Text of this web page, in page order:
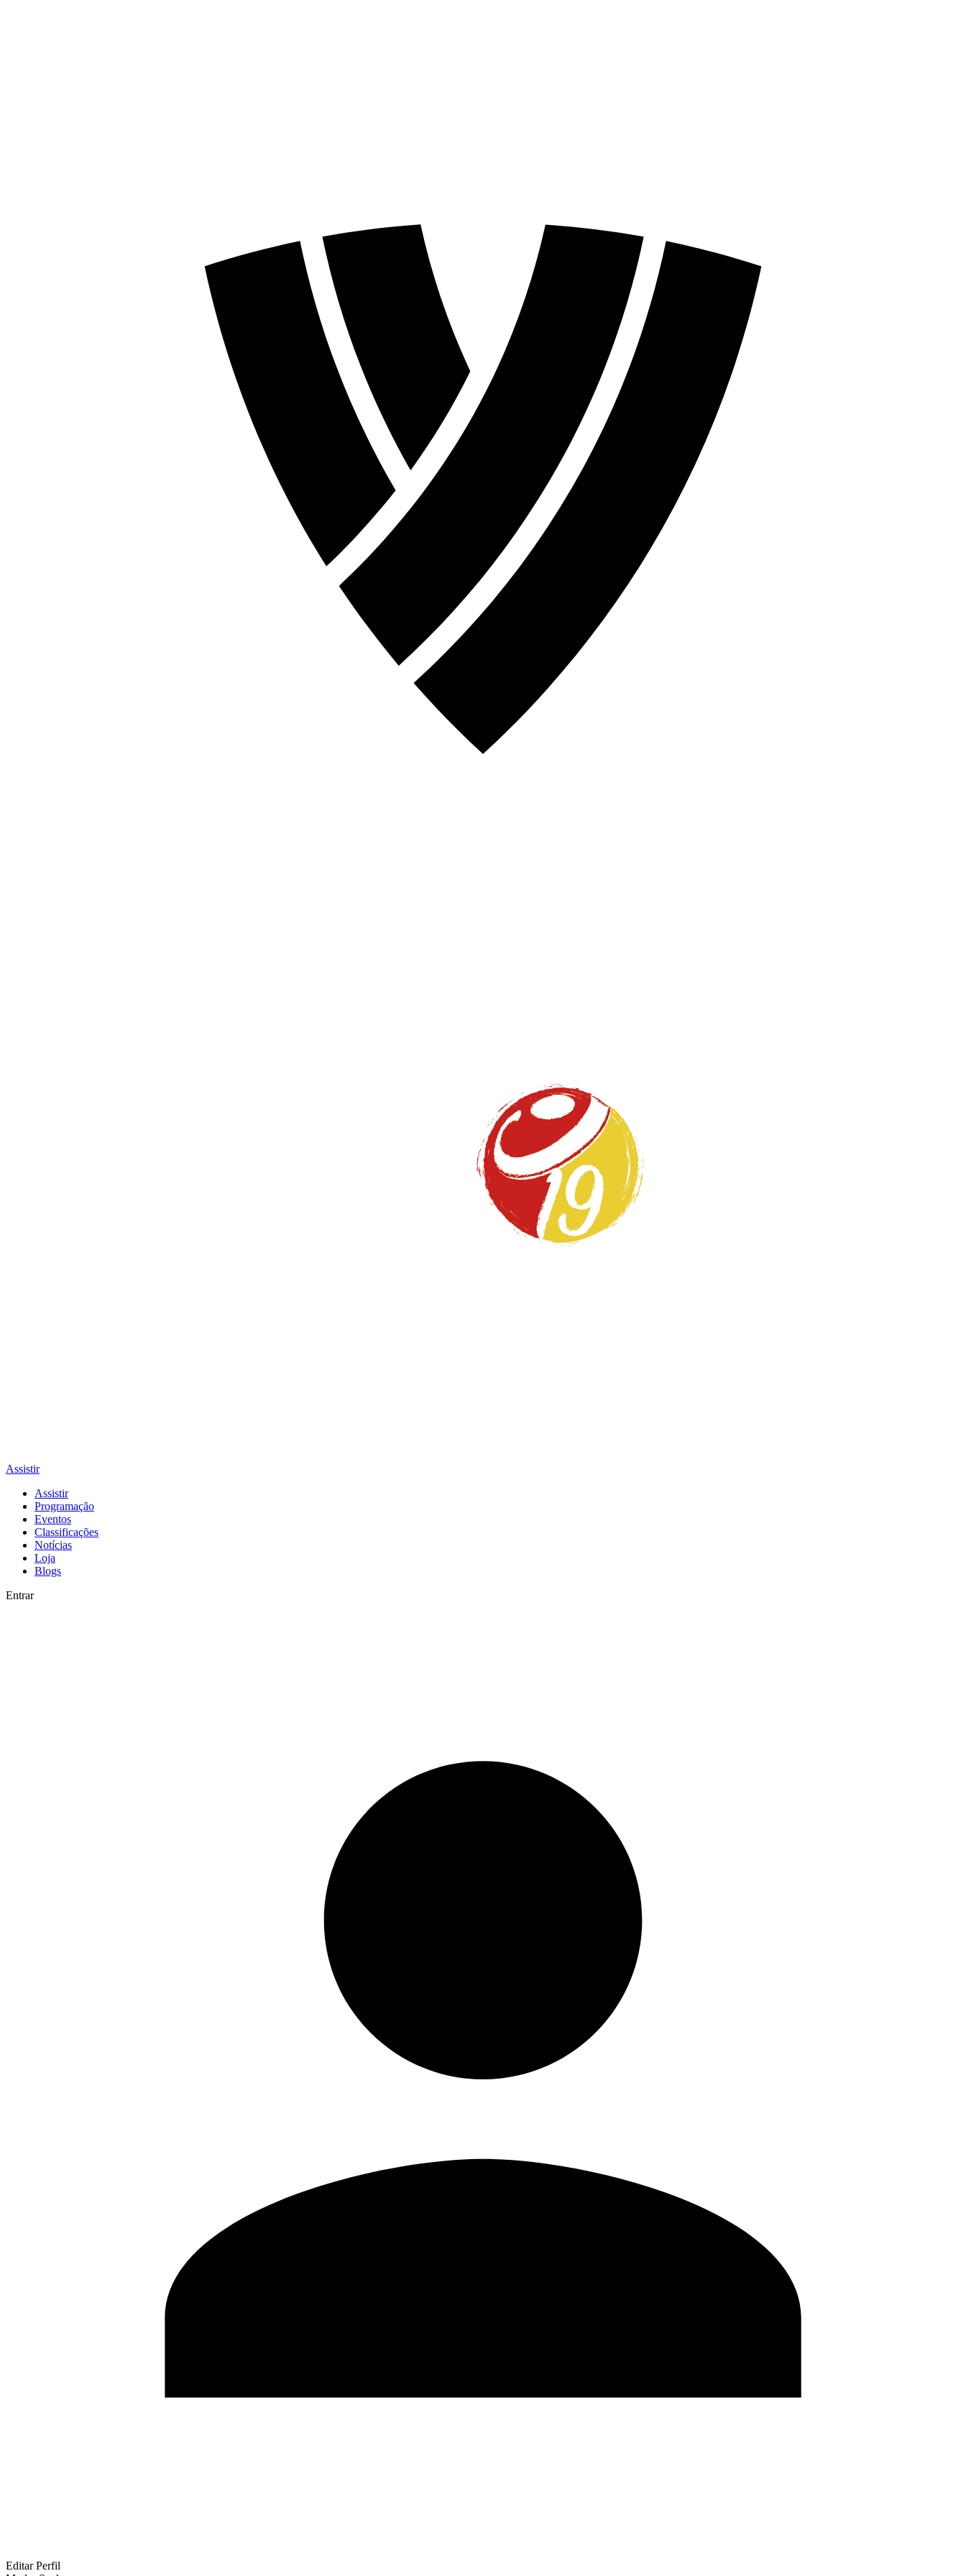
Assistir
Assistir
Programação
Eventos
Classificações
Notícias
Loja
Blogs
Entrar
Editar Perfil